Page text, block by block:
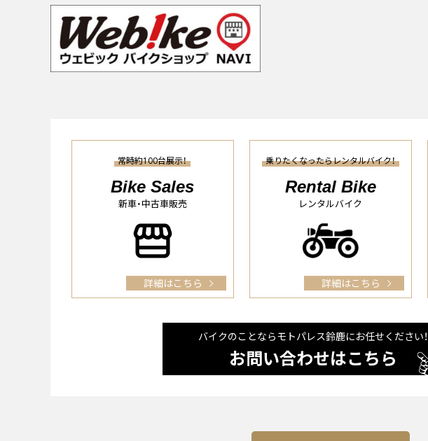
常時約100台展示！
Bike Sales
新車・中古車販売
詳細はこちら
乗りたくなったらレンタルバイク！
Rental Bike
レンタルバイク
詳細はこちら
バイクのことならモトパレス鈴⿅にお任せください！
お問い合わせはこちら